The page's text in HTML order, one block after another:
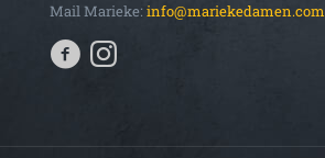
Mail Marieke: info@mariekedamen.com